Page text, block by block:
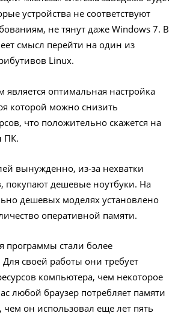
устройства не соответствуют
не тянут даже Windows 7. В
смысл перейти на один из
Linux.
оптимальная настройка
которой можно снизить
что положительно скажется на
ПК.
вынужденно, из-за нехватки
покупают дешевые ноутбуки. На
дешевых моделях установлено
оперативной памяти.
программы стали более
своей работы они требует
компьютера, чем некоторое
любой браузер потребляет памяти
чем он использовал еще лет пять